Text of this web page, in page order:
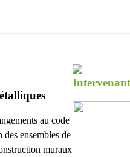
au code
ensembles de
muraux